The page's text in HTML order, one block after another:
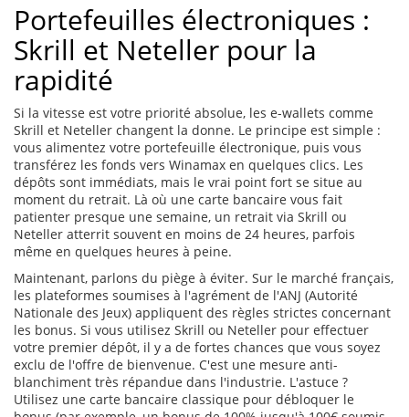
Portefeuilles électroniques :
Skrill et Neteller pour la
rapidité
Si la vitesse est votre priorité absolue, les e-wallets comme
Skrill et Neteller changent la donne. Le principe est simple :
vous alimentez votre portefeuille électronique, puis vous
transférez les fonds vers Winamax en quelques clics. Les
dépôts sont immédiats, mais le vrai point fort se situe au
moment du retrait. Là où une carte bancaire vous fait
patienter presque une semaine, un retrait via Skrill ou
Neteller atterrit souvent en moins de 24 heures, parfois
même en quelques heures à peine.
Maintenant, parlons du piège à éviter. Sur le marché français,
les plateformes soumises à l'agrément de l'ANJ (Autorité
Nationale des Jeux) appliquent des règles strictes concernant
les bonus. Si vous utilisez Skrill ou Neteller pour effectuer
votre premier dépôt, il y a de fortes chances que vous soyez
exclu de l'offre de bienvenue. C'est une mesure anti-
blanchiment très répandue dans l'industrie. L'astuce ?
Utilisez une carte bancaire classique pour débloquer le